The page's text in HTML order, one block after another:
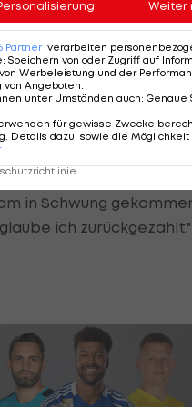
glücklich. Linz war in
im Training
auch Glück, ich bin
es in Zukunft einen
gefeiert. Ich war lange
in Schwung
ich zurückgezahlt."
Weiter
Partner verarbeiten
: Speichern von oder Zugriff auf
Werbeleistung und der
von Angeboten.
unter Umständen auch: Genaue
für gewisse Zwecke
Details dazu, sowie die